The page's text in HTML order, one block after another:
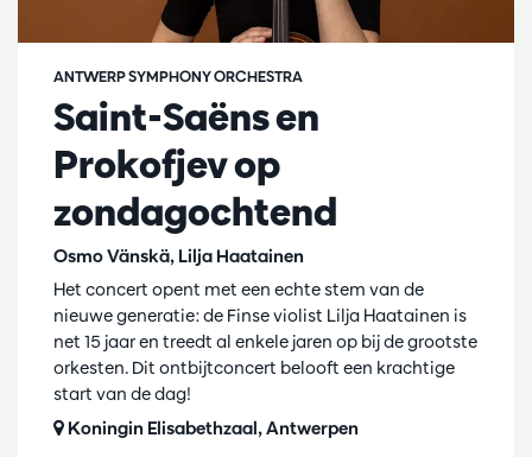
Saint-Saëns en
Prokofjev op
zondagochtend
Osmo Vänskä, Lilja Haatainen
ANTWERP SYMPHONY ORCHESTRA
Het concert opent met een echte stem van de
nieuwe generatie: de Finse violist Lilja Haatainen is
net 15 jaar en treedt al enkele jaren op bij de grootste
orkesten. Dit ontbijtconcert belooft een krachtige
start van de dag!
Koningin Elisabethzaal, Antwerpen